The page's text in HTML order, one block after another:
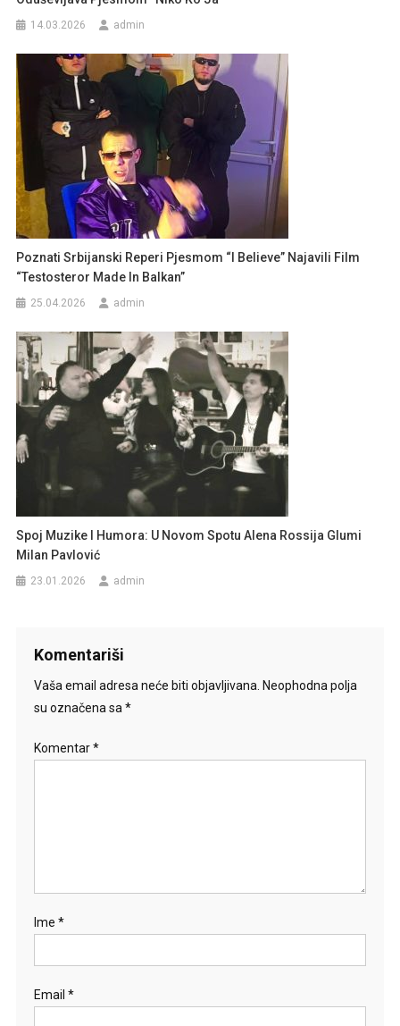
14.03.2026 admin
Poznati Srbijanski Reperi Pjesmom “I Believe” Najavili Film
“Testosteror Made In Balkan”
25.04.2026 admin
Spoj Muzike I Humora: U Novom Spotu Alena Rossija Glumi
Milan Pavlović
23.01.2026 admin
Komentariši
Vaša email adresa neće biti objavljivana. Neophodna polja
su označena sa*
Komentar*
Ime *
Email *